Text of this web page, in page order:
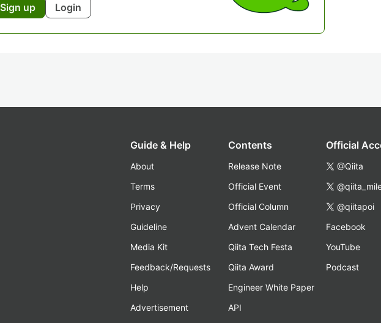
Sign up Login
Guide & Help
About
Terms
Privacy
Guideline
Media Kit
Feedback/Requests
Help
Advertisement
Contents
Release Note
Official Event
Official Column
Advent Calendar
Qiita Tech Festa
Qiita Award
Engineer White Paper
API
Official
@Qiita
@qiitapoi
Facebook
YouTube
Podcast